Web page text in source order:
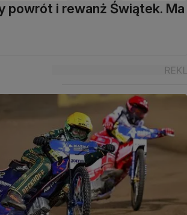
powrót i rewanż Świątek. Ma